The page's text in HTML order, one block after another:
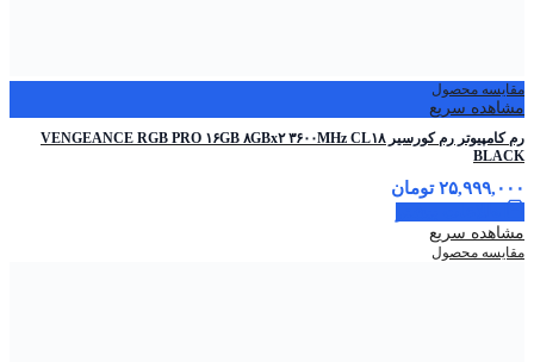
مقایسه محصول
مشاهده سریع
رم کامپیوتر رم کورسیر VENGEANCE RGB PRO ۱۶GB ۸GBx۲ ۳۶۰۰MHz CL۱۸
BLACK
۲۵,۹۹۹,۰۰۰ تومان
مشاهده سریع
مقایسه محصول